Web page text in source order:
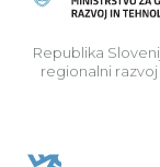
Republika
regionalni